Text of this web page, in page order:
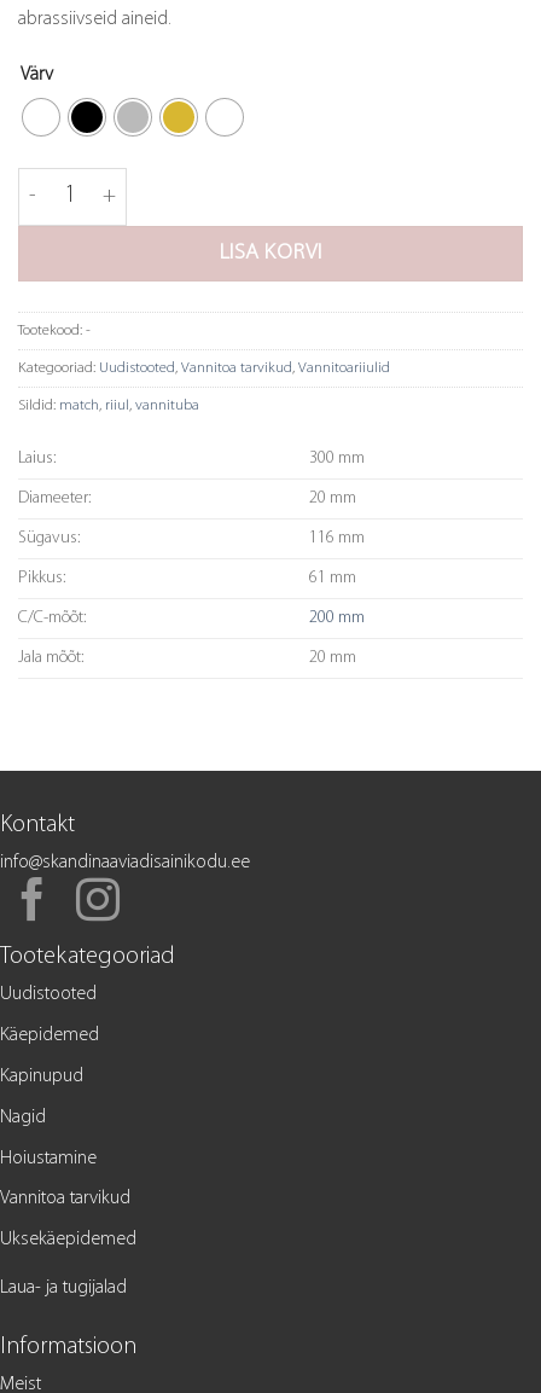
abrassiivseid aineid.
Värv
Duširiiul Match kogus
LISA KORVI
Tootekood: -
Kategooriad: Uudistooted, Vannitoa tarvikud, Vannitoariiulid
Sildid: match, riiul , vannituba
Laius: 300 mm
Diameeter: 20 mm
Sügavus: 116 mm
Pikkus: 61 mm
C/C-mõõt: 200 mm
Jala mõõt: 20 mm
Kontakt
info@skandinaaviadisainikodu.ee
Tootekategooriad
Uudistooted
Käepidemed
Kapinupud
Nagid
Hoiustamine
Vannitoa tarvikud
Uksekäepidemed
Laua- ja tugijalad
Informatsioon
Meist